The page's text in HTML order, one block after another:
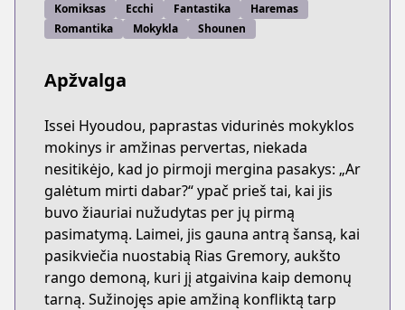
Komiksas Ecchi Fantastika
Haremas
Romantika
Mokykla Shounen
Apžvalga
Issei Hyoudou, paprastas vidurinės mokyklos
mokinys ir amžinas pervertas, niekada
nesitikėjo, kad jo pirmoji mergina pasakys: „Ar
galėtum mirti dabar?“ ypač prieš tai, kai jis
buvo žiauriai nužudytas per jų pirmą
pasimatymą. Laimei, jis gauna antrą šansą, kai
pasikviečia nuostabią Rias Gremory, aukšto
rango demoną, kuri jį atgaivina kaip demonų
tarną. Sužinojęs apie amžiną konfliktą tarp